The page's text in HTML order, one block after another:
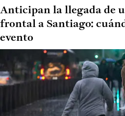
Anticipan la llegada de
frontal a Santiago:
evento